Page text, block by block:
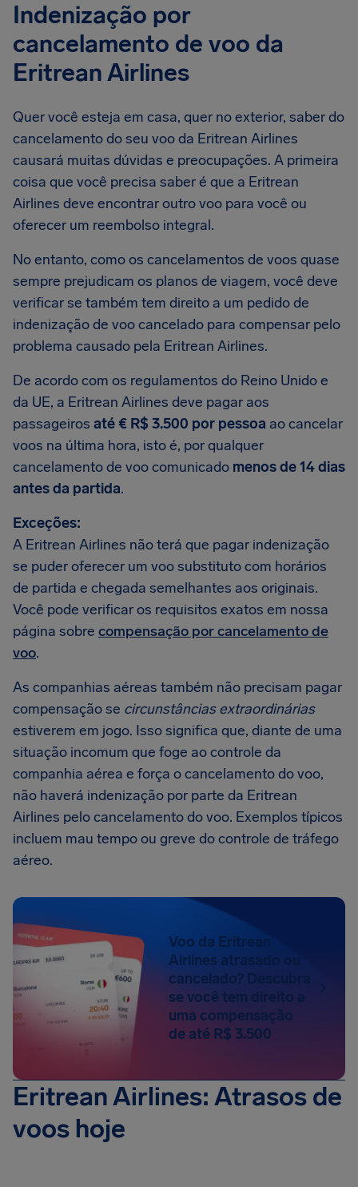
Indenização por
cancelamento de voo da
Eritrean Airlines
Quer você esteja em casa, quer no exterior, saber do
cancelamento do seu voo da Eritrean Airlines
causará muitas dúvidas e preocupações. A primeira
coisa que você precisa saber é que a Eritrean
Airlines deve encontrar outro voo para você ou
oferecer um reembolso integral.
No entanto, como os cancelamentos de voos quase
sempre prejudicam os planos de viagem, você deve
verificar se também tem direito a um pedido de
indenização de voo cancelado para compensar pelo
problema causado pela Eritrean Airlines.
De acordo com os regulamentos do Reino Unido e
da UE, a Eritrean Airlines deve pagar aos
passageiros até € R$ 3.500 por pessoa ao cancelar
voos na última hora, isto é, por qualquer
cancelamento de voo comunicado menos de 14 dias
antes da partida.
Exceções:
A Eritrean Airlines não terá que pagar indenização
se puder oferecer um voo substituto com horários
de partida e chegada semelhantes aos originais.
Você pode verificar os requisitos exatos em nossa
página sobre compensação por cancelamento de
voo.
As companhias aéreas também não precisam pagar
compensação se circunstâncias extraordinárias
estiverem em jogo. Isso significa que, diante de uma
situação incomum que foge ao controle da
companhia aérea e força o cancelamento do voo,
não haverá indenização por parte da Eritrean
Airlines pelo cancelamento do voo. Exemplos típicos
incluem mau tempo ou greve do controle de tráfego
aéreo.
Voo da Eritrean
Airlines atrasado ou
cancelado? Descubra
se você tem direito a
uma compensação
de até R$ 3.500
Eritrean Airlines: Atrasos de
voos hoje